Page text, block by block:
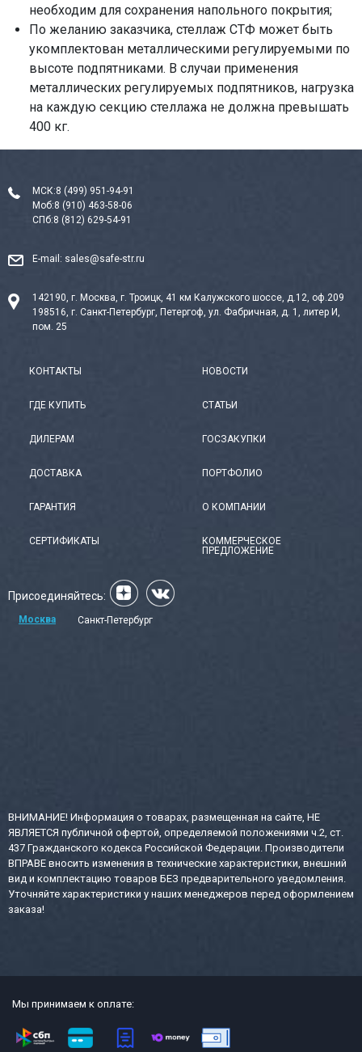
необходим для сохранения напольного покрытия;
По желанию заказчика, стеллаж СТФ может быть
укомплектован металлическими регулируемыми по
высоте подпятниками. В случаи применения
металлических регулируемых подпятников, нагрузка
на каждую секцию стеллажа не должна превышать
400 кг.
МСК:8 (499) 951-94-91
Моб:8 (910) 463-58-06
СПб:8 (812) 629-54-91
E-mail: sales@safe-str.ru
142190, г. Москва, г. Троицк, 41 км Калужского шоссе, д.12, оф.209
198516, г. Санкт-Петербург, Петергоф, ул. Фабричная, д. 1, литер И,
пом. 25
КОНТАКТЫ
ГДЕ КУПИТЬ
ДИЛЕРАМ
ДОСТАВКА
ГАРАНТИЯ
СЕРТИФИКАТЫ
НОВОСТИ
СТАТЬИ
ГОСЗАКУПКИ
ПОРТФОЛИО
О КОМПАНИИ
КОММЕРЧЕСКОЕ
ПРЕДЛОЖЕНИЕ
Присоединяйтесь:
Москва Санкт-Петербург
ВНИМАНИЕ! Информация о товарах, размещенная на сайте, НЕ
ЯВЛЯЕТСЯ публичной офертой, определяемой положениями ч.2, ст.
437 Гражданского кодекса Российской Федерации. Производители
ВПРАВЕ вносить изменения в технические характеристики, внешний
вид и комплектацию товаров БЕЗ предварительного уведомления.
Уточняйте характеристики у наших менеджеров перед оформлением
заказа!
Мы принимаем к оплате: